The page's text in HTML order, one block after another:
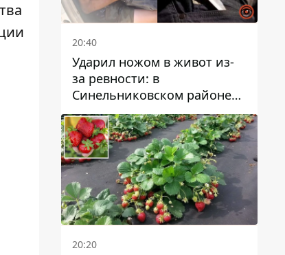
20:40
Ударил ножом в живот из-
за ревности: в
Синельниковском районе
задержали 49-летнего
мужчину за убийство
20:20